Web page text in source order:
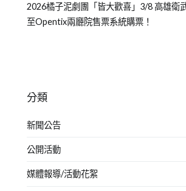
2026橘子泥劇團「皆大歡喜」3/8 高雄衛
至Opentix兩廳院售票系統購票！
分類
新聞公告
公開活動
媒體報導/活動花絮